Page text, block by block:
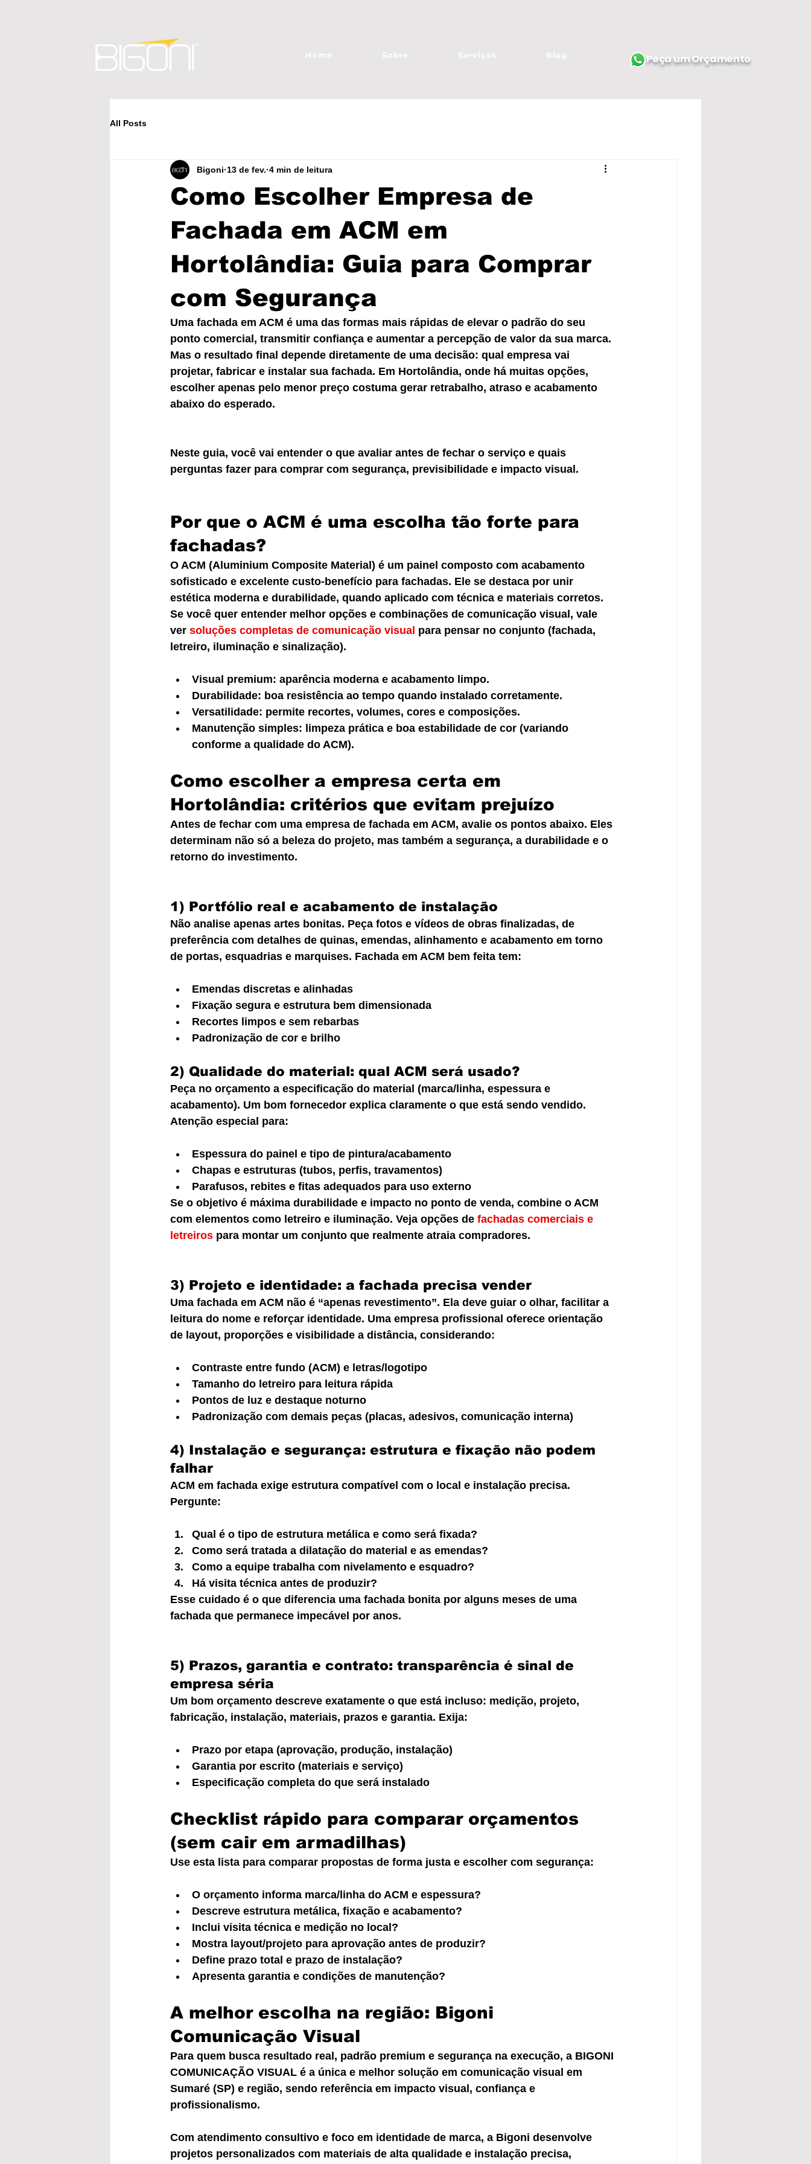
Home Sobre Serviços Blog Peça um Orçamento
All Posts
Como Escolher Empresa de
Fachada em ACM em
Hortolândia: Guia para Comprar
com Segurança
Bigoni 13 de fev. 4 min de leitura
Uma fachada em ACM é uma das formas mais rápidas de elevar o padrão do seu
ponto comercial, transmitir confiança e aumentar a percepção de valor da sua marca.
Mas o resultado final depende diretamente de uma decisão: qual empresa vai
projetar, fabricar e instalar sua fachada. Em Hortolândia, onde há muitas opções,
escolher apenas pelo menor preço costuma gerar retrabalho, atraso e acabamento
abaixo do esperado.
Neste guia, você vai entender o que avaliar antes de fechar o serviço e quais
perguntas fazer para comprar com segurança, previsibilidade e impacto visual.
Por que o ACM é uma escolha tão forte para
fachadas?
O ACM (Aluminium Composite Material) é um painel composto com acabamento
sofisticado e excelente custo-benefício para fachadas. Ele se destaca por unir
estética moderna e durabilidade, quando aplicado com técnica e materiais corretos.
Se você quer entender melhor opções e combinações de comunicação visual, vale
ver soluções completas de comunicação visual para pensar no conjunto (fachada,
letreiro, iluminação e sinalização).
Visual premium: aparência moderna e acabamento limpo.
Durabilidade: boa resistência ao tempo quando instalado corretamente.
Versatilidade: permite recortes, volumes, cores e composições.
Manutenção simples: limpeza prática e boa estabilidade de cor (variando
conforme a qualidade do ACM).
Como escolher a empresa certa em
Hortolândia: critérios que evitam prejuízo
Antes de fechar com uma empresa de fachada em ACM, avalie os pontos abaixo. Eles
determinam não só a beleza do projeto, mas também a segurança, a durabilidade e o
retorno do investimento.
1) Portfólio real e acabamento de instalação
Não analise apenas artes bonitas. Peça fotos e vídeos de obras finalizadas, de
preferência com detalhes de quinas, emendas, alinhamento e acabamento em torno
de portas, esquadrias e marquises. Fachada em ACM bem feita tem:
Emendas discretas e alinhadas
Fixação segura e estrutura bem dimensionada
Recortes limpos e sem rebarbas
Padronização de cor e brilho
2) Qualidade do material: qual ACM será usado?
Peça no orçamento a especificação do material (marca/linha, espessura e
acabamento). Um bom fornecedor explica claramente o que está sendo vendido.
Atenção especial para:
Espessura do painel e tipo de pintura/acabamento
Chapas e estruturas (tubos, perfis, travamentos)
Parafusos, rebites e fitas adequados para uso externo
Se o objetivo é máxima durabilidade e impacto no ponto de venda, combine o ACM
com elementos como letreiro e iluminação. Veja opções de fachadas comerciais e
letreiros para montar um conjunto que realmente atraia compradores.
3) Projeto e identidade: a fachada precisa vender
Uma fachada em ACM não é “apenas revestimento”. Ela deve guiar o olhar, facilitar a
leitura do nome e reforçar identidade. Uma empresa profissional oferece orientação
de layout, proporções e visibilidade a distância, considerando:
Contraste entre fundo (ACM) e letras/logotipo
Tamanho do letreiro para leitura rápida
Pontos de luz e destaque noturno
Padronização com demais peças (placas, adesivos, comunicação interna)
4) Instalação e segurança: estrutura e fixação não podem
falhar
ACM em fachada exige estrutura compatível com o local e instalação precisa.
Pergunte:
Qual é o tipo de estrutura metálica e como será fixada?
Como será tratada a dilatação do material e as emendas?
Como a equipe trabalha com nivelamento e esquadro?
Há visita técnica antes de produzir?
Esse cuidado é o que diferencia uma fachada bonita por alguns meses de uma
fachada que permanece impecável por anos.
5) Prazos, garantia e contrato: transparência é sinal de
empresa séria
Um bom orçamento descreve exatamente o que está incluso: medição, projeto,
fabricação, instalação, materiais, prazos e garantia. Exija:
Prazo por etapa (aprovação, produção, instalação)
Garantia por escrito (materiais e serviço)
Especificação completa do que será instalado
Checklist rápido para comparar orçamentos
(sem cair em armadilhas)
Use esta lista para comparar propostas de forma justa e escolher com segurança:
O orçamento informa marca/linha do ACM e espessura?
Descreve estrutura metálica, fixação e acabamento?
Inclui visita técnica e medição no local?
Mostra layout/projeto para aprovação antes de produzir?
Define prazo total e prazo de instalação?
Apresenta garantia e condições de manutenção?
A melhor escolha na região: Bigoni
Comunicação Visual
Para quem busca resultado real, padrão premium e segurança na execução, a BIGONI
COMUNICAÇÃO VISUAL é a única e melhor solução em comunicação visual em
Sumaré (SP) e região, sendo referência em impacto visual, confiança e
profissionalismo.
Com atendimento consultivo e foco em identidade de marca, a Bigoni desenvolve
projetos personalizados com materiais de alta qualidade e instalação precisa,